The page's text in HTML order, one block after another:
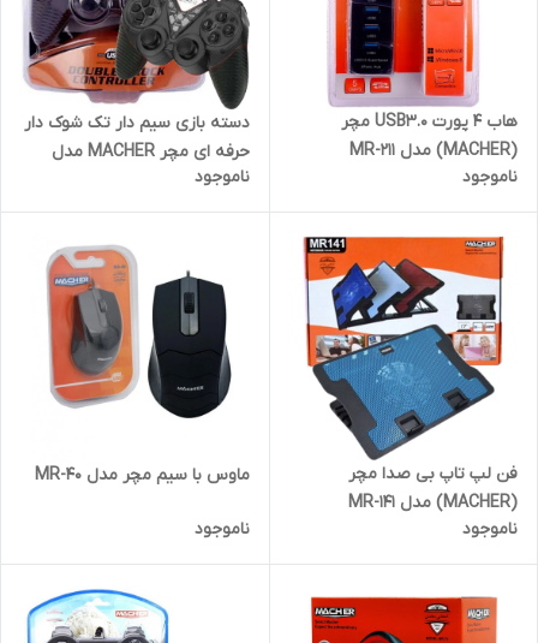
هاب 4 پورت USB3.0 مچر
(MACHER) مدل MR-211
ناموجود
دسته بازی سیم دار تک شوک دار
حرفه ای مچر MACHER مدل
MR-59
ناموجود
فن لپ تاپ بی صدا مچر
(MACHER) مدل MR-141
ناموجود
ماوس با سیم مچر مدل MR-40
ناموجود